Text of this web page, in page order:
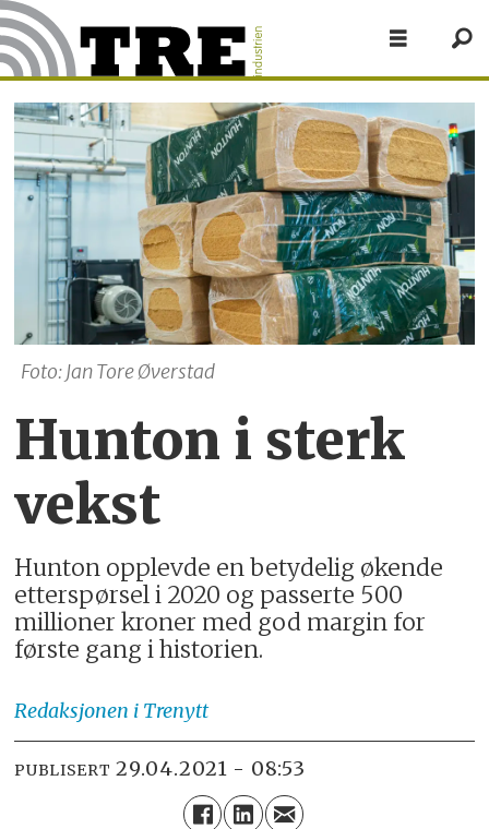
Foto: Jan Tore Øverstad
Hunton i sterk
vekst
Hunton opplevde en betydelig økende
etterspørsel i 2020 og passerte 500
millioner kroner med god margin for
første gang i historien.
Redaksjonen i Trenytt
PUBLISERT 29.04.2021 - 08:53